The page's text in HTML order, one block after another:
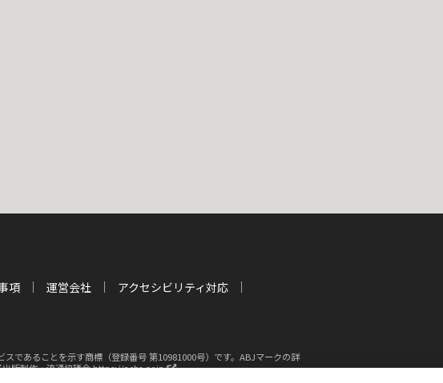
項 運営会社
アクセシビリティ対応
であることを示す商標（登録番号 第10981000号）です。ABJマークの詳
出版制作・流通協議会 https://aebs.or.jp/
新